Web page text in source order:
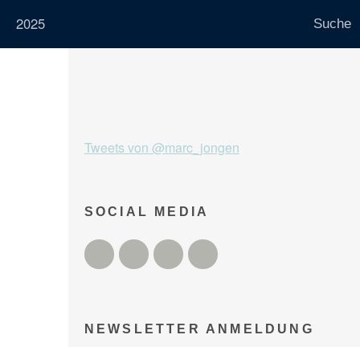
2025
Tweets von @marc_jongen
SOCIAL MEDIA
TwitterFacebookInstagramYouTube
NEWSLETTER ANMELDUNG